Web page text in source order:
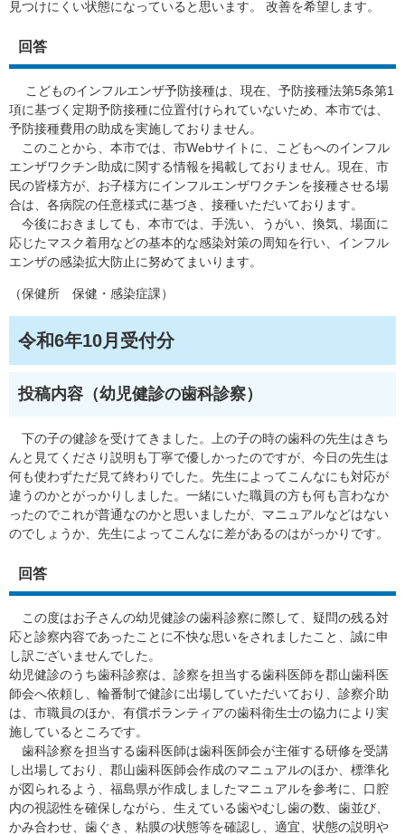
見つけにくい状態になっていると思います。 改善を希望します。
回答
こどものインフルエンザ予防接種は、現在、予防接種法第5条第1
項に基づく定期予防接種に位置付けられていないため、本市では、
予防接種費用の助成を実施しておりません。
このことから、本市では、市Webサイトに、こどもへのインフル
エンザワクチン助成に関する情報を掲載しておりません。現在、市
民の皆様方が、お子様方にインフルエンザワクチンを接種させる場
合は、各病院の任意様式に基づき、接種いただいております。
今後におきましても、本市では、手洗い、うがい、換気、場面に
応じたマスク着用などの基本的な感染対策の周知を行い、インフル
エンザの感染拡大防止に努めてまいります。
（保健所 保健・感染症課）
令和6年10月受付分
投稿内容（幼児健診の歯科診察）
下の子の健診を受けてきました。上の子の時の歯科の先生はきち
んと見てくださり説明も丁寧で優しかったのですが、今日の先生は
何も使わずただ見て終わりでした。先生によってこんなにも対応が
違うのかとがっかりしました。一緒にいた職員の方も何も言わなか
ったのでこれが普通なのかと思いましたが、マニュアルなどはない
のでしょうか、先生によってこんなに差があるのはがっかりです。
回答
この度はお子さんの幼児健診の歯科診察に際して、疑問の残る対
応と診察内容であったことに不快な思いをされましたこと、誠に申
し訳ございませんでした。
幼児健診のうち歯科診察は、診察を担当する歯科医師を郡山歯科医
師会へ依頼し、輪番制で健診に出場していただいており、診察介助
は、市職員のほか、有償ボランティアの歯科衛生士の協力により実
施しているところです。
歯科診察を担当する歯科医師は歯科医師会が主催する研修を受講
し出場しており、郡山歯科医師会作成のマニュアルのほか、標準化
が図られるよう、福島県が作成しましたマニュアルを参考に、口腔
内の視認性を確保しながら、生えている歯やむし歯の数、歯並び、
かみ合わせ、歯ぐき、粘膜の状態等を確認し、適宜、状態の説明や